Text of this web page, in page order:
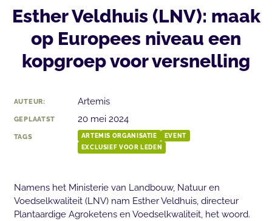
Esther Veldhuis (LNV): maak
op Europees niveau een
kopgroep voor versnelling
AUTEUR: Artemis
GEPLAATST 20 mei 2024
TAGS ARTEMIS ORGANISATIE
EVENT
EXCLUSIEF VOOR LEDEN
Namens het Ministerie van Landbouw, Natuur en
Voedselkwaliteit (LNV) nam Esther Veldhuis, directeur
Plantaardige Agroketens en Voedselkwaliteit, het woord.